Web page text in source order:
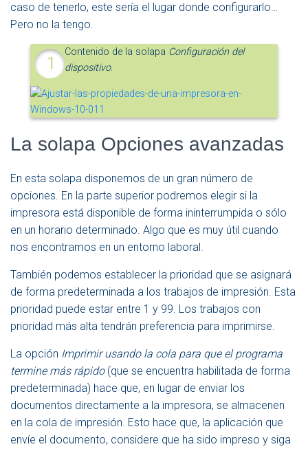
caso de tenerlo, este sería el lugar donde configurarlo…
Pero no la tengo.
Contenido de la solapa Configuración del
dispositivo.
La solapa Opciones avanzadas
En esta solapa disponemos de un gran número de
opciones. En la parte superior podremos elegir si la
impresora está disponible de forma ininterrumpida o sólo
en un horario determinado. Algo que es muy útil cuando
nos encontramos en un entorno laboral.
También podemos establecer la prioridad que se asignará
de forma predeterminada a los trabajos de impresión. Esta
prioridad puede estar entre 1 y 99. Los trabajos con
prioridad más alta tendrán preferencia para imprimirse.
La opción Imprimir usando la cola para que el programa
termine más rápido(que se encuentra habilitada de forma
predeterminada) hace que, en lugar de enviar los
documentos directamente a la impresora, se almacenen
en la cola de impresión. Esto hace que, la aplicación que
envíe el documento, considere que ha sido impreso y siga